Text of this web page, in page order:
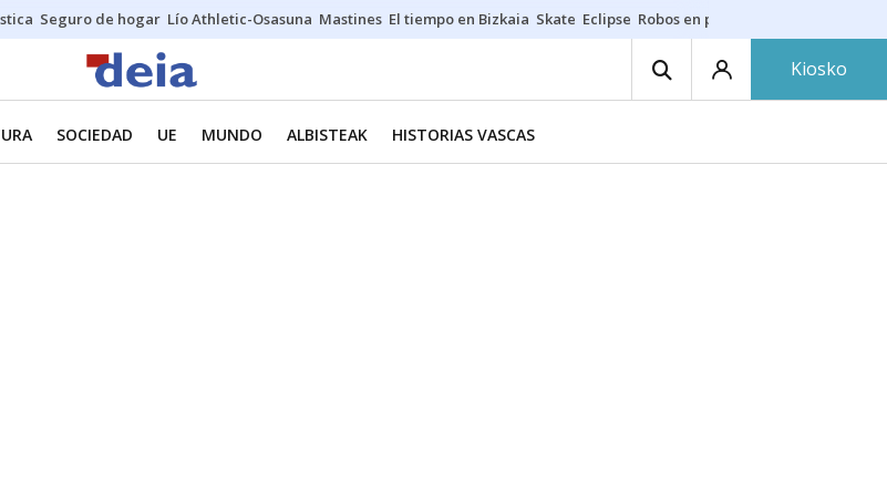
Seguro de hogar Lío Athletic-Osasuna Mastines El tiempo en Bizkaia Skate Eclipse Robos en playas
Kiosko
SOCIEDAD UE MUNDO ALBISTEAK HISTORIAS VASCAS